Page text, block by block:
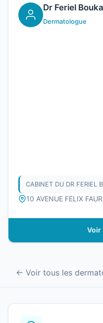
Dr Feriel
Dermatologue
CABINET DU DR FERIEL
10 AVENUE FELIX
Voir
← Voir tous les